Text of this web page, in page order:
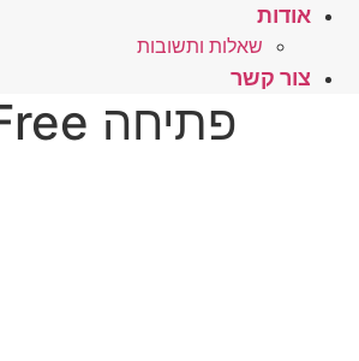
אודות
שאלות ותשובות
צור קשר
פתיחה SimFree לנוקיה E61 – לחץ כאן